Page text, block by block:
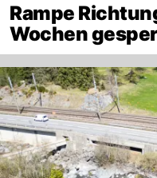
Rampe
Wochen